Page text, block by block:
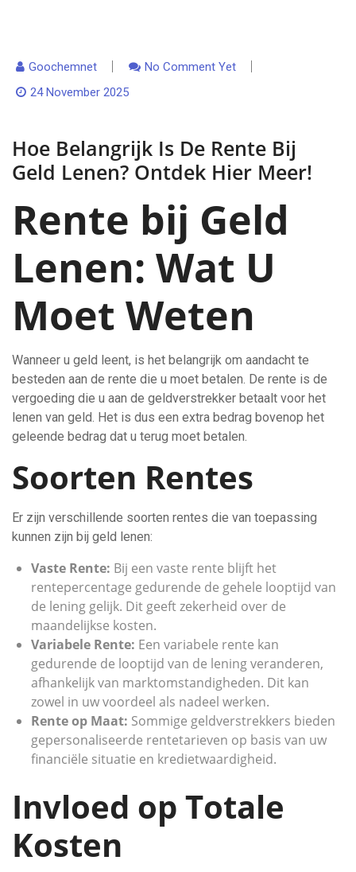
Goochemnet
No Comment Yet
24 November 2025
Hoe Belangrijk Is De Rente Bij
Geld Lenen? Ontdek Hier Meer!
Rente bij Geld
Lenen: Wat U
Moet Weten
Wanneer u geld leent, is het belangrijk om aandacht te
besteden aan de rente die u moet betalen. De rente is de
vergoeding die u aan de geldverstrekker betaalt voor het
lenen van geld. Het is dus een extra bedrag bovenop het
geleende bedrag dat u terug moet betalen.
Soorten Rentes
Er zijn verschillende soorten rentes die van toepassing
kunnen zijn bij geld lenen:
Vaste Rente: Bij een vaste rente blijft het
rentepercentage gedurende de gehele looptijd van
de lening gelijk. Dit geeft zekerheid over de
maandelijkse kosten.
Variabele Rente: Een variabele rente kan
gedurende de looptijd van de lening veranderen,
afhankelijk van marktomstandigheden. Dit kan
zowel in uw voordeel als nadeel werken.
Rente op Maat: Sommige geldverstrekkers bieden
gepersonaliseerde rentetarieven op basis van uw
financiële situatie en kredietwaardigheid.
Invloed op Totale
Kosten